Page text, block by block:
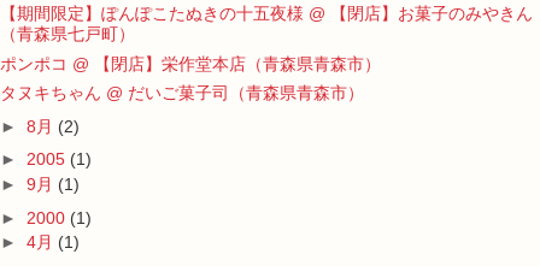
【期間限定】ぽんぽこたぬきの十五夜様 @ 【閉店】お菓子のみやきん
（青森県七戸町）
ポンポコ @ 【閉店】栄作堂本店（青森県青森市）
タヌキちゃん @ だいご菓子司（青森県青森市）
► 8月 (2)
► 2005 (1)
► 9月 (1)
► 2000 (1)
► 4月 (1)